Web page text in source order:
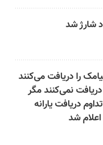
شارژ شد
را دریافت می‌کنند
دریافت نمی‌کنند مگر
دریافت یارانه
شد